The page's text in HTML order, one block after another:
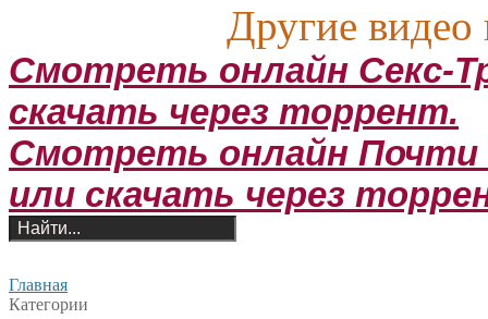
Другие видео
Смотреть онлайн Секс-
скачать через торрент.
Смотреть онлайн Почти
или скачать через
Главная
Категории